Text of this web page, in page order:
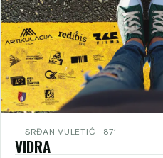
SRĐAN VULETIĆ · 87’
VIDRA